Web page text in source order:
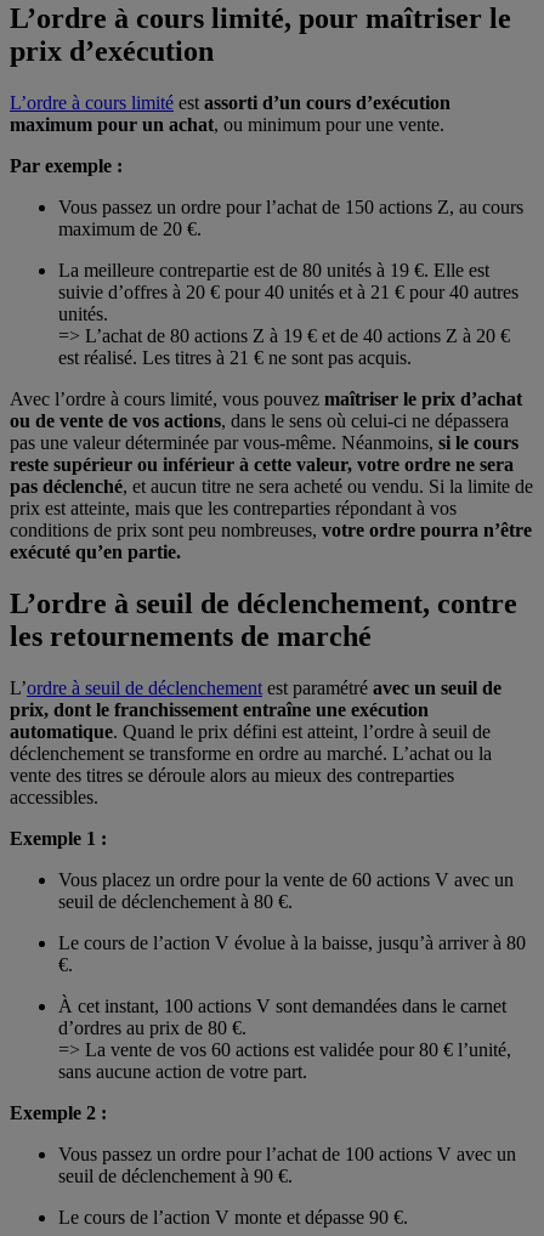
L’ordre à cours limité, pour maîtriser le
prix d’exécution
L’ordre à cours limité est assorti d’un cours d’exécution
maximum pour un achat, ou minimum pour une vente.
Par exemple :
Vous passez un ordre pour l’achat de 150 actions Z, au cours
maximum de 20 €.
La meilleure contrepartie est de 80 unités à 19 €. Elle est
suivie d’offres à 20 € pour 40 unités et à 21 € pour 40 autres
unités.
=> L’achat de 80 actions Z à 19 € et de 40 actions Z à 20 €
est réalisé. Les titres à 21 € ne sont pas acquis.
Avec l’ordre à cours limité, vous pouvez maîtriser le prix d’achat
ou de vente de vos actions, dans le sens où celui-ci ne dépassera
pas une valeur déterminée par vous-même. Néanmoins, si le cours
reste supérieur ou inférieur à cette valeur, votre ordre ne sera
pas déclenché, et aucun titre ne sera acheté ou vendu. Si la limite de
prix est atteinte, mais que les contreparties répondant à vos
conditions de prix sont peu nombreuses, votre ordre pourra n’être
exécuté qu’en partie.
L’ordre à seuil de déclenchement, contre
les retournements de marché
L’ordre à seuil de déclenchement est paramétré avec un seuil de
prix, dont le franchissement entraîne une exécution
automatique. Quand le prix défini est atteint, l’ordre à seuil de
déclenchement se transforme en ordre au marché. L’achat ou la
vente des titres se déroule alors au mieux des contreparties
accessibles.
Exemple 1 :
Vous placez un ordre pour la vente de 60 actions V avec un
seuil de déclenchement à 80 €.
Le cours de l’action V évolue à la baisse, jusqu’à arriver à 80
€.
À cet instant, 100 actions V sont demandées dans le carnet
d’ordres au prix de 80 €.
=> La vente de vos 60 actions est validée pour 80 € l’unité,
sans aucune action de votre part.
Exemple 2 :
Vous passez un ordre pour l’achat de 100 actions V avec un
seuil de déclenchement à 90 €.
Le cours de l’action V monte et dépasse 90 €.